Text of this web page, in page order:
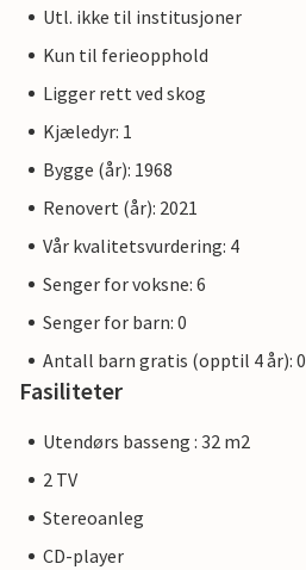
Utl. ikke til institusjoner
Kun til ferieopphold
Ligger rett ved skog
Kjæledyr: 1
Bygge (år): 1968
Renovert (år): 2021
Vår kvalitetsvurdering: 4
Senger for voksne: 6
Senger for barn: 0
Antall barn gratis (opptil 4 år): 0
Fasiliteter
Utendørs basseng : 32 m2
2 TV
Stereoanleg
CD-player